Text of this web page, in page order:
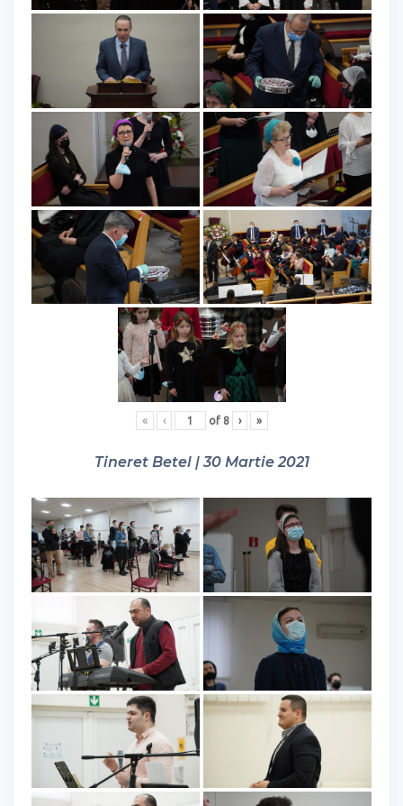
« ‹ of 8 › »
Tineret Betel | 30 Martie 2021